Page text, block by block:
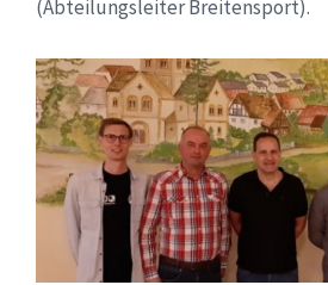
(Abteilungsleiter Breitensport).